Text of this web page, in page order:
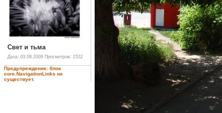
Свет и тьма
Дата: 03.08.2009 Просмотров: 1522
Предупреждение: блок
core.NavigationLinks не
существует.